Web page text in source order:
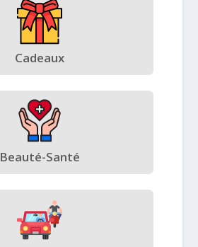
Cadeaux
Beauté-Santé